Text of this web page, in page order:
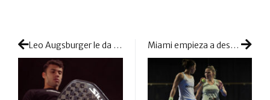
Leo Augsburger le da una vuelta de tuerca a su pala y muestra la Fenix Pro 5 Black Miami empieza a despedir a parejas del top 8: Osoro y Castelló caen contra pronóstico